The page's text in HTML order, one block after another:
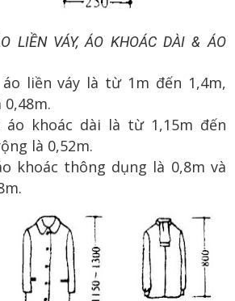
LIỀN VÁY, ÁO KHOÁC DÀI & ÁO
liền váy là từ 1m đến 1,4m,
khoác dài là từ 1,15m đến
là 0,52m.
khoác thông dụng là 0,8m và